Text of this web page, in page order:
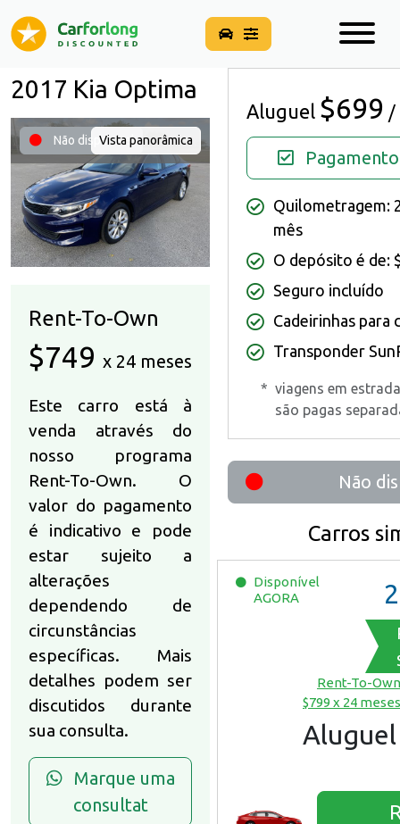
2017 Kia Optima
Vista panorâmica
Não disponível
Aluguel $699 /
Quilometragem:
mês
O depósito é de:
Seguro incluído
Cadeirinhas para
Transponder
* viagens em
são pagas
Não
Carros
Disponível
AGORA
Rent-To-Own
$799 x 24 meses
Aluguel
Rent-To-Own
$749 x 24 meses
Este carro está à
venda através do
nosso programa
Rent-To-Own. O
valor do pagamento
é indicativo e pode
estar sujeito a
alterações
dependendo de
circunstâncias
específicas. Mais
detalhes podem ser
discutidos durante
sua consulta.
Marque uma
consultat